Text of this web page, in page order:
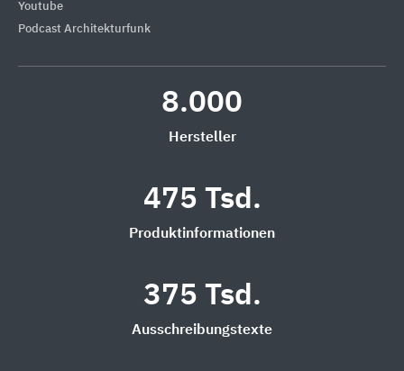
Youtube
Podcast Architekturfunk
8.000
Hersteller
475 Tsd.
Produktinformationen
375 Tsd.
Ausschreibungstexte